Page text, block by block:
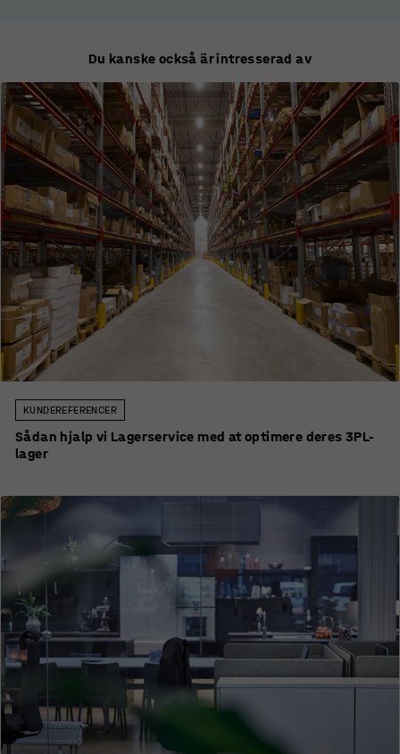
Du kanske också är intresserad av
KUNDEREFERENCER
Sådan hjalp vi Lagerservice med at optimere deres 3PL-
lager